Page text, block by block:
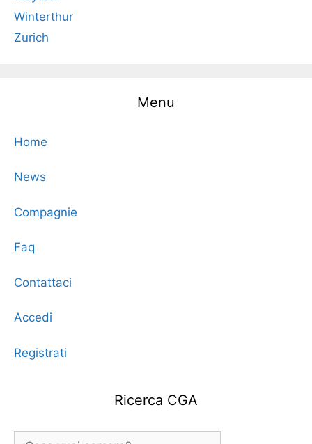
Winterthur
Zurich
Menu
Home
News
Compagnie
Faq
Contattaci
Accedi
Registrati
Ricerca CGA